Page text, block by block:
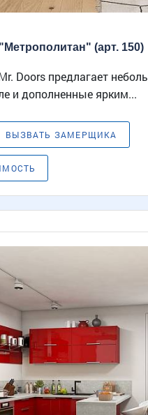
(арт. 150)
Doors предлагает
и дополненные ярким...
ВЫЗВАТЬ ЗАМЕРЩИКА